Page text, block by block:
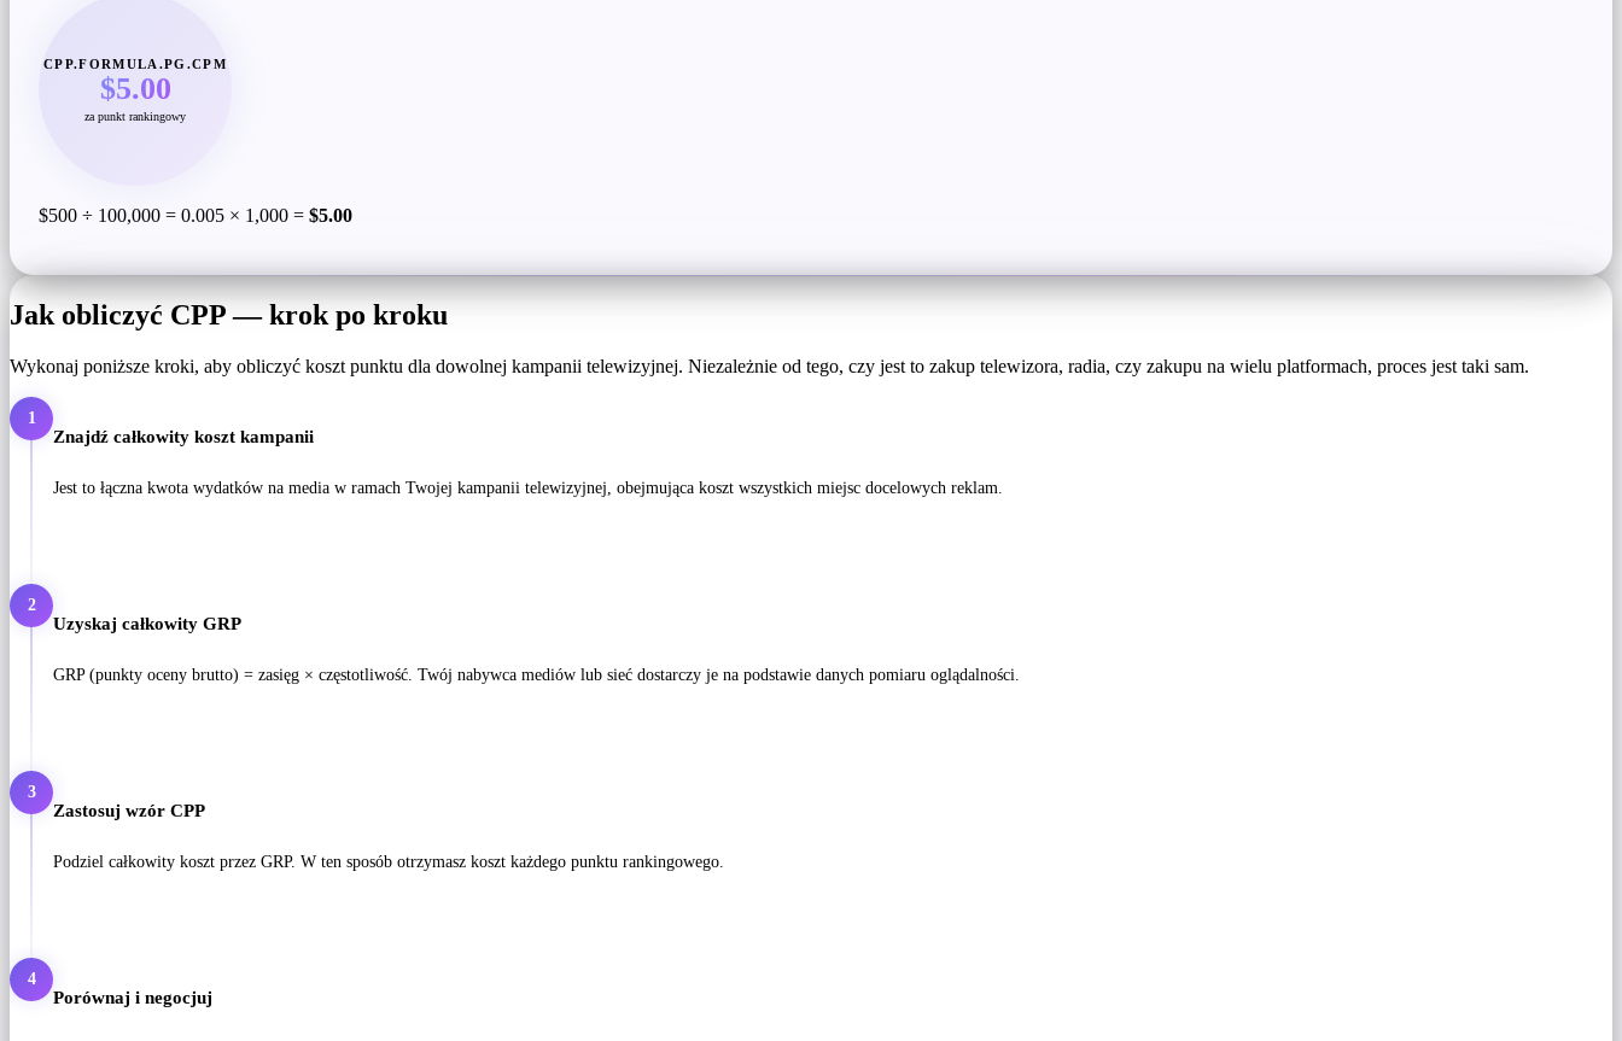
CPP.FORMULA.PG.CPM
$5.00
za punkt rankingowy
$500 ÷ 100,000 = 0.005 × 1,000 = $5.00
Jak obliczyć CPP — krok po kroku
Wykonaj poniższe kroki, aby obliczyć koszt punktu dla dowolnej kampanii telewizyjnej. Niezależnie od tego, czy jest to zakup telewizora, radia, czy zakupu na wielu platformach, proces jest taki sam.
1
Znajdź całkowity koszt kampanii
Jest to łączna kwota wydatków na media w ramach Twojej kampanii telewizyjnej, obejmująca koszt wszystkich miejsc docelowych reklam.
2
Uzyskaj całkowity GRP
GRP (punkty oceny brutto) = zasięg × częstotliwość. Twój nabywca mediów lub sieć dostarczy je na podstawie danych pomiaru oglądalności.
3
Zastosuj wzór CPP
Podziel całkowity koszt przez GRP. W ten sposób otrzymasz koszt każdego punktu rankingowego.
4
Porównaj i negocjuj